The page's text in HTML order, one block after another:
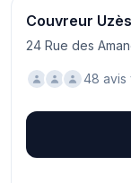
Couvreur
24 Rue des
48 avis